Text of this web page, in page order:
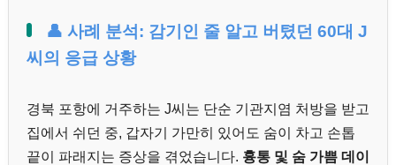
👤 사례 분석: 감기인 줄 알고 버텼던 60대 J
씨의 응급 상황
경북 포항에 거주하는 J씨는 단순 기관지염 처방을 받고
집에서 쉬던 중, 갑자기 가만히 있어도 숨이 차고 손톱
끝이 파래지는 증상을 겪었습니다. 흉통 및 숨 가쁨 데이